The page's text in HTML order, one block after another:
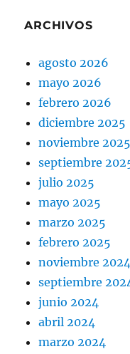
ARCHIVOS
agosto 2026
mayo 2026
febrero 2026
diciembre 2025
noviembre 2025
septiembre
julio 2025
mayo 2025
marzo 2025
febrero 2025
noviembre 2024
septiembre
junio 2024
abril 2024
marzo 2024